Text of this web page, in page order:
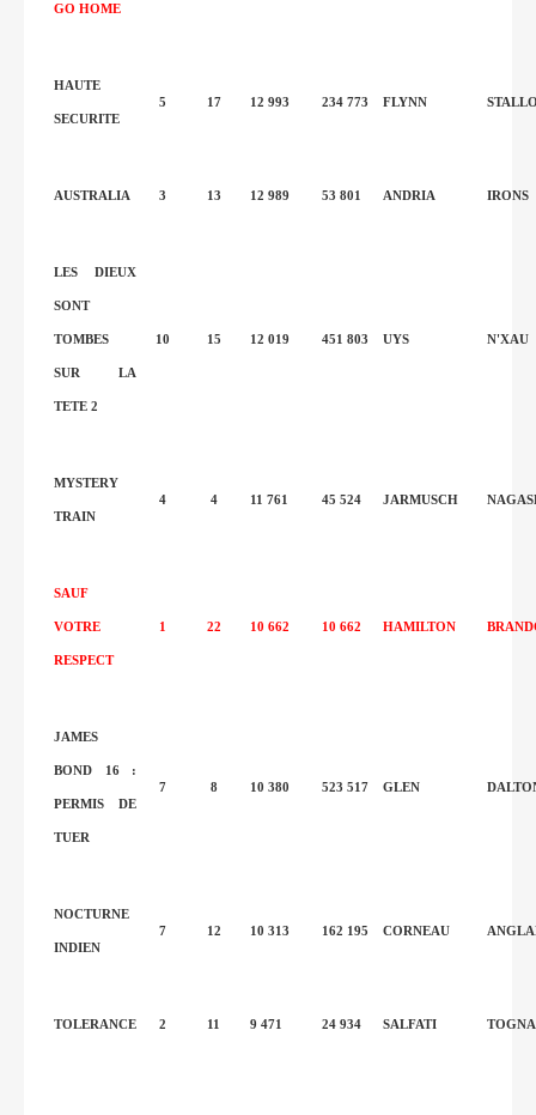
GO HOME
HAUTE
SECURITE
5 17 12 993 234 773 FLYNN
AUSTRALIA 3 13 12 989 53 801 ANDRIA IRONS
LES DIEUX
SONT
TOMBES
SUR LA
TETE 2
10 15 12 019 451 803 UYS N'XAU
MYSTERY
TRAIN
4 4 11 761 45 524 JARMUSCH
SAUF
VOTRE
RESPECT
1 22 10 662 10 662 HAMILTON
JAMES
BOND 16 :
PERMIS DE
TUER
7 8 10 380 523 517 GLEN
NOCTURNE
INDIEN
7 12 10 313 162 195 CORNEAU
TOLERANCE 2 11 9 471 24 934 SALFATI